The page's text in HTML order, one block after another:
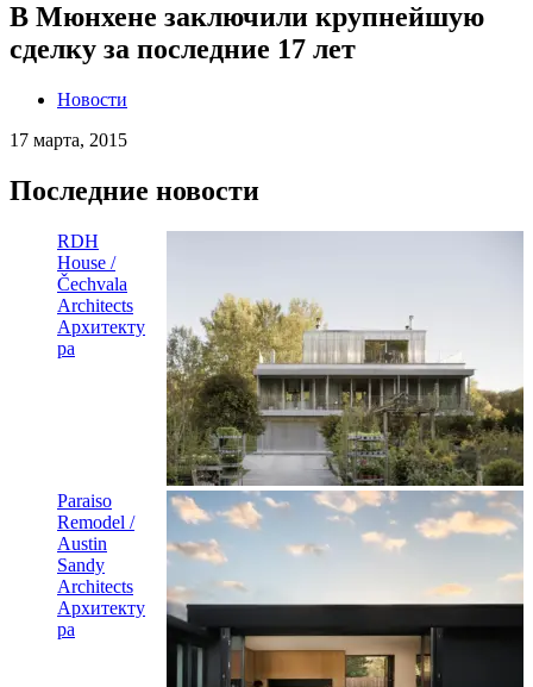
В Мюнхене заключили крупнейшую
сделку за последние 17 лет
Новости
17 марта, 2015
Последние новости
RDH
House /
Čechvala
Architects
Архитекту
ра
Paraiso
Remodel /
Austin
Sandy
Architects
Архитекту
ра